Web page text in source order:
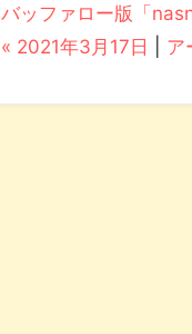
バッファロー版「
« 2021年3月17日
ア